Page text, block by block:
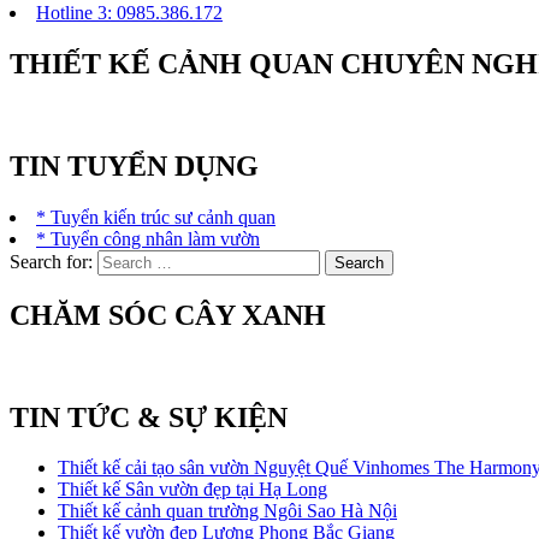
Hotline 3: 0985.386.172
THIẾT KẾ CẢNH QUAN CHUYÊN
TIN TUYỂN DỤNG
* Tuyển kiến trúc sư cảnh quan
* Tuyển công nhân làm vườn
Search for:
CHĂM SÓC CÂY XANH
TIN TỨC & SỰ KIỆN
Thiết kế cải tạo sân vườn Nguyệt Quế Vinhomes The
Thiết kế Sân vườn đẹp tại Hạ Long
Thiết kế cảnh quan trường Ngôi Sao Hà Nội
Thiết kế vườn đẹp Lương Phong Bắc Giang